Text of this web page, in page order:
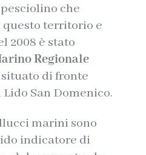
che
territorio e
2008 è stato
Regionale
situato di fronte
San Domenico.
marini sono
indicatore di